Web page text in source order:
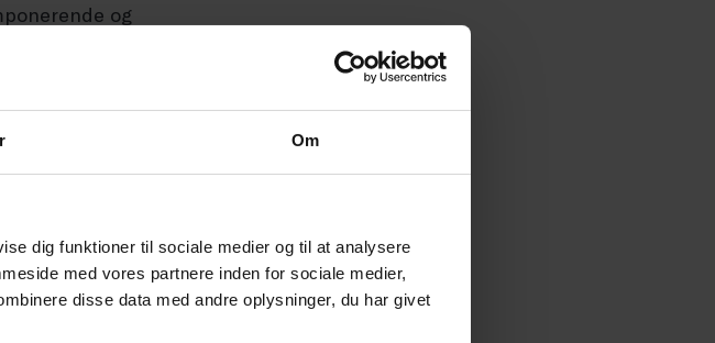
Om
dig funktioner til sociale medier og til at analysere
med vores partnere inden for sociale medier,
disse data med andre oplysninger, du har givet
og
der fik
i Dansk
online, og
krisen.”